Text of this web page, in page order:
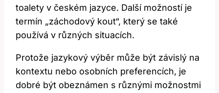
toalety v českém jazyce. Další možností je
termín „záchodový kout“, který se také
používá v různých situacích.
Protože jazykový výběr může být závislý na
kontextu nebo osobních preferencích, je
dobré být obeznámen s různými možnostmi